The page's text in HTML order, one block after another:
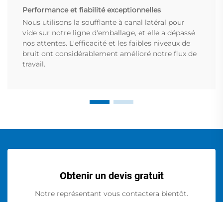
Performance et fiabilité exceptionnelles
Nous utilisons la soufflante à canal latéral pour
vide sur notre ligne d'emballage, et elle a dépassé
nos attentes. L'efficacité et les faibles niveaux de
bruit ont considérablement amélioré notre flux de
travail.
Obtenir un devis gratuit
Notre représentant vous contactera bientôt.